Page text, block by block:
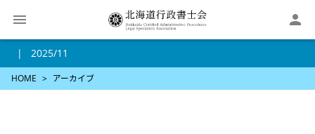

2025/11
HOME アーカイブ